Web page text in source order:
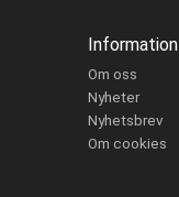
Information
Om oss
Nyheter
Nyhetsbrev
Om cookies